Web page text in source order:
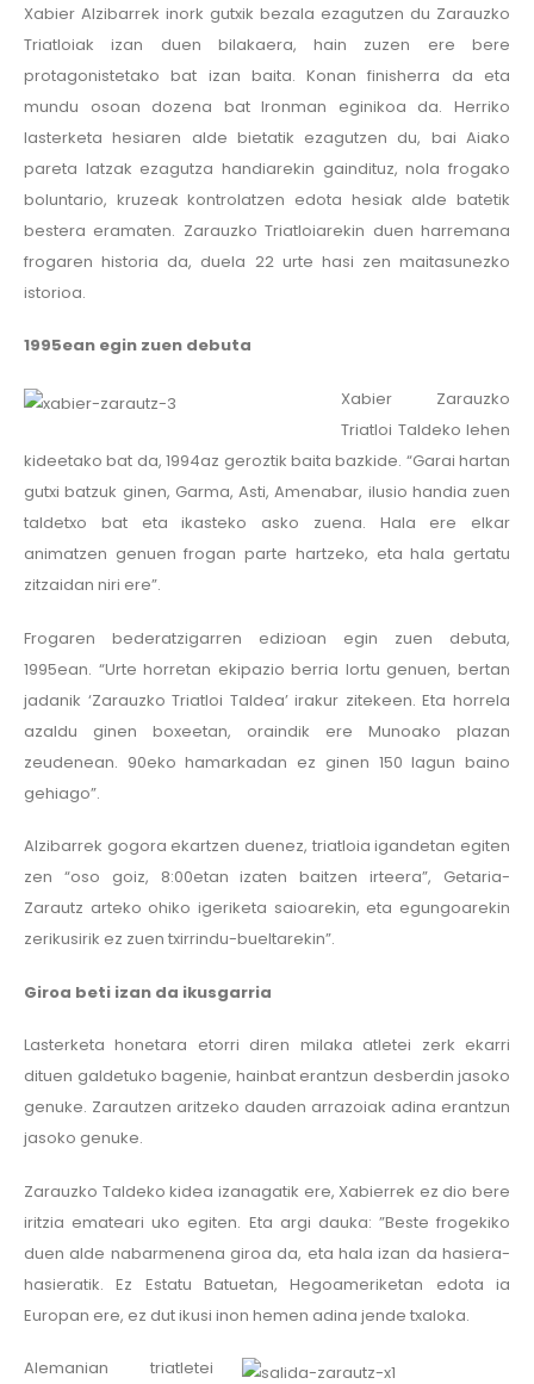
Xabier Alzibarrek inork gutxik bezala ezagutzen du Zarauzko
Triatloiak izan duen bilakaera, hain zuzen ere bere
protagonistetako bat izan baita. Konan finisherra da eta
mundu osoan dozena bat Ironman eginikoa da. Herriko
lasterketa hesiaren alde bietatik ezagutzen du, bai Aiako
pareta latzak ezagutza handiarekin gaindituz, nola frogako
boluntario, kruzeak kontrolatzen edota hesiak alde batetik
bestera eramaten. Zarauzko Triatloiarekin duen harremana
frogaren historia da, duela 22 urte hasi zen maitasunezko
istorioa.
1995ean egin zuen debuta
Xabier Zarauzko
Triatloi Taldeko lehen
kideetako bat da, 1994az geroztik baita bazkide. “Garai hartan
gutxi batzuk ginen, Garma, Asti, Amenabar, ilusio handia zuen
taldetxo bat eta ikasteko asko zuena. Hala ere elkar
animatzen genuen frogan parte hartzeko, eta hala gertatu
zitzaidan niri ere”.
Frogaren bederatzigarren edizioan egin zuen debuta,
1995ean. “Urte horretan ekipazio berria lortu genuen, bertan
jadanik ‘Zarauzko Triatloi Taldea’ irakur zitekeen. Eta horrela
azaldu ginen boxeetan, oraindik ere Munoako plazan
zeudenean. 90eko hamarkadan ez ginen 150 lagun baino
gehiago”.
Alzibarrek gogora ekartzen duenez, triatloia igandetan egiten
zen “oso goiz, 8:00etan izaten baitzen irteera”, Getaria-
Zarautz arteko ohiko igeriketa saioarekin, eta egungoarekin
zerikusirik ez zuen txirrindu-bueltarekin”.
Giroa beti izan da ikusgarria
Lasterketa honetara etorri diren milaka atletei zerk ekarri
dituen galdetuko bagenie, hainbat erantzun desberdin jasoko
genuke. Zarautzen aritzeko dauden arrazoiak adina erantzun
jasoko genuke.
Zarauzko Taldeko kidea izanagatik ere, Xabierrek ez dio bere
iritzia emateari uko egiten. Eta argi dauka: ”Beste frogekiko
duen alde nabarmenena giroa da, eta hala izan da hasiera-
hasieratik. Ez Estatu Batuetan, Hegoameriketan edota ia
Europan ere, ez dut ikusi inon hemen adina jende txaloka.
Alemanian triatletei